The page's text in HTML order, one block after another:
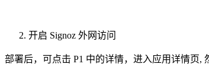
开启 Signoz 外网访问
部署后，可点击 P1 中的详情，进入应用详情页,